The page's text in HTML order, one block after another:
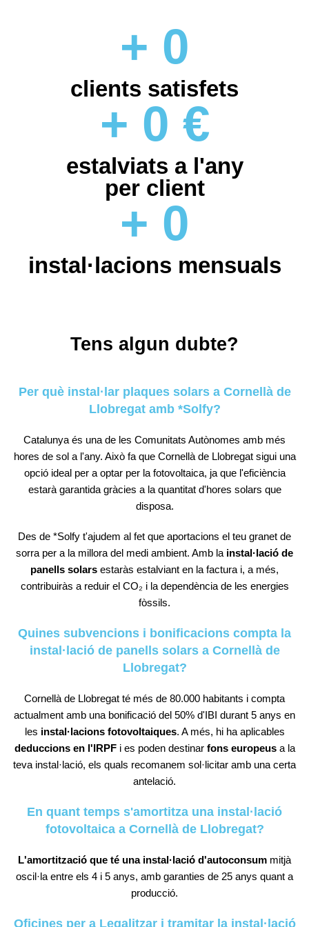
+ 0
clients satisfets
+ 0 €
estalviats a l'any
per client
+ 0
instal·lacions mensuals
Tens algun dubte?
Per què instal·lar plaques solars a Cornellà de
Llobregat amb *Solfy?
Catalunya és una de les Comunitats Autònomes amb més
hores de sol a l'any. Això fa que Cornellà de Llobregat sigui una
opció ideal per a optar per la fotovoltaica, ja que l'eficiència
estarà garantida gràcies a la quantitat d'hores solars que
disposa.
Des de *Solfy t'ajudem al fet que aportacions el teu granet de
sorra per a la millora del medi ambient. Amb la instal·lació de
panells solars estaràs estalviant en la factura i, a més,
contribuiràs a reduir el CO₂ i la dependència de les energies
fòssils.
Quines subvencions i bonificacions compta la
instal·lació de panells solars a Cornellà de
Llobregat?
Cornellà de Llobregat té més de 80.000 habitants i compta
actualment amb una bonificació del 50% d'IBI durant 5 anys en
les instal·lacions fotovoltaiques. A més, hi ha aplicables
deduccions en l'IRPFi es poden destinar fons europeus a la
teva instal·lació, els quals recomanem sol·licitar amb una certa
antelació.
En quant temps s'amortitza una instal·lació
fotovoltaica a Cornellà de Llobregat?
L'amortització que té una instal·lació d'autoconsum mitjà
oscil·la entre els 4 i 5 anys, amb garanties de 25 anys quant a
producció.
Oficines per a Legalitzar i tramitar la instal·lació